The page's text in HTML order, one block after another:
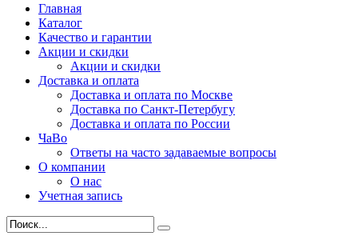
Главная
Каталог
Качество и гарантии
Акции и скидки
Акции и скидки
Доставка и оплата
Доставка и оплата по Москве
Доставка по Санкт-Петербугу
Доставка и оплата по России
ЧаВо
Ответы на часто задаваемые вопросы
О компании
О нас
Учетная запись